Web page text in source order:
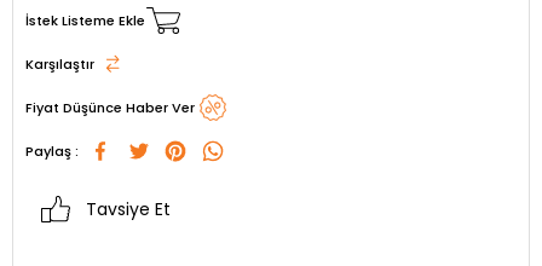
İstek Listeme Ekle
Karşılaştır
Fiyat Düşünce Haber Ver
Paylaş :
Tavsiye Et